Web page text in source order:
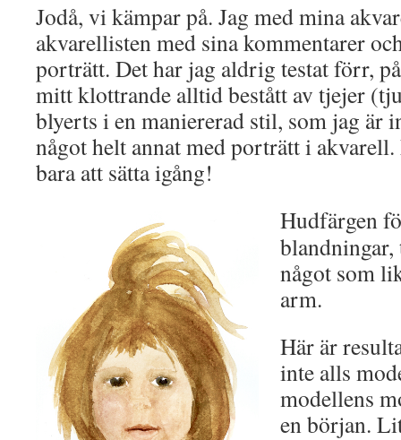
Jodå, vi kämpar på. Jag med mina
akvarellisten med sina kommentarer
porträtt. Det har jag aldrig testat förr,
mitt klottrande alltid bestått av tjejer
blyerts i en maniererad stil, som jag är
något helt annat med porträtt i
bara att sätta igång!
Hudfärgen
något som
arm.
Här är
inte alls
modellens
en början.